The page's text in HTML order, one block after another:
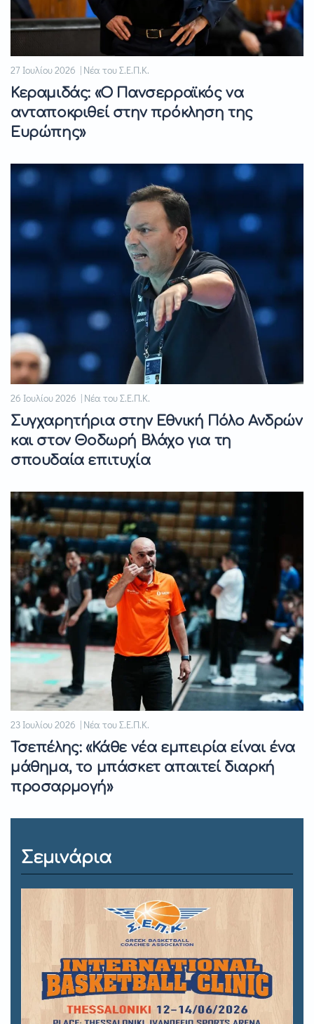
27 Ιουλίου 2026 | Νέα του Σ.Ε.Π.Κ.
Κεραμιδάς: «Ο Πανσερραϊκός να
ανταποκριθεί στην πρόκληση της
Ευρώπης»
26 Ιουλίου 2026 | Νέα του Σ.Ε.Π.Κ.
Συγχαρητήρια στην Εθνική Πόλο Ανδρών
και στον Θοδωρή Βλάχο για τη
σπουδαία επιτυχία
23 Ιουλίου 2026 | Νέα του Σ.Ε.Π.Κ.
Τσεπέλης: «Κάθε νέα εμπειρία είναι ένα
μάθημα, το μπάσκετ απαιτεί διαρκή
προσαρμογή»
Σεμινάρια